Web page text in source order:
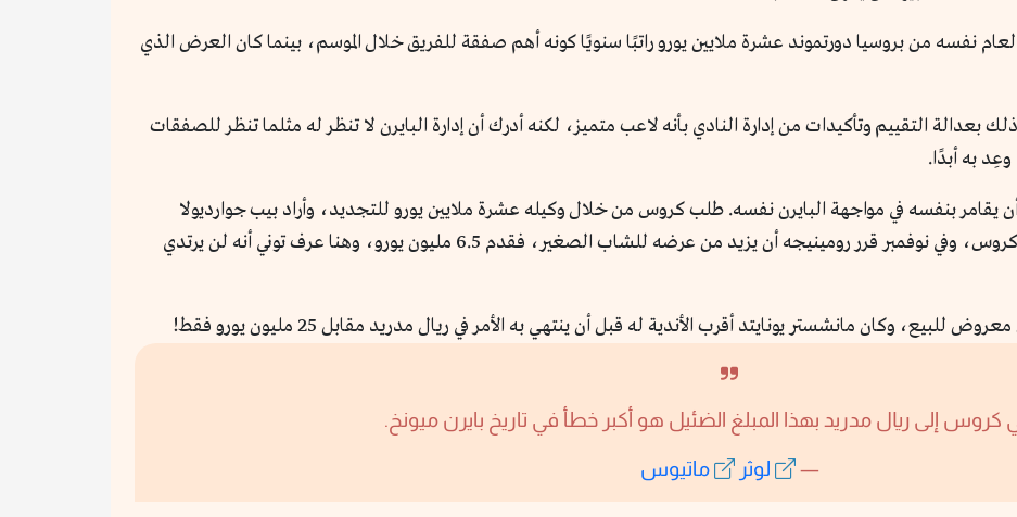
نفسه من بروسيا دورتموند عشرة ملايين يورو راتبًا سنويًا كونه أهم صفقة للفريق خلال الموسم، بينما كان العرض الذي
التقييم وتأكيدات من إدارة النادي بأنه لاعب متميز، لكنه أدرك أن إدارة البايرن لا تنظر له مثلما تنظر للصفقات
به أبدًا.
بنفسه في مواجهة البايرن نفسه. طلب كروس من خلال وكيله عشرة ملايين يورو للتجديد، وأراد بيب جوارديولا
الاحتفاظ به، فأخبر رومينيجه بضرورة بقاء كروس، وفي نوفمبر قرر رومينيجه أن يزيد من عرضه للشاب الصغير، فقدم 6.5 مليون يورو، وهنا عرف توني أنه لن يرتدي
وكان مانشستر يونايتد أقرب الأندية له قبل أن ينتهي به الأمر في ريال مدريد مقابل 25 مليون يورو فقط!
كروس إلى ريال مدريد بهذا المبلغ الضئيل هو أكبر خطأ في تاريخ بايرن ميونخ.
— لوثر ماتيوس